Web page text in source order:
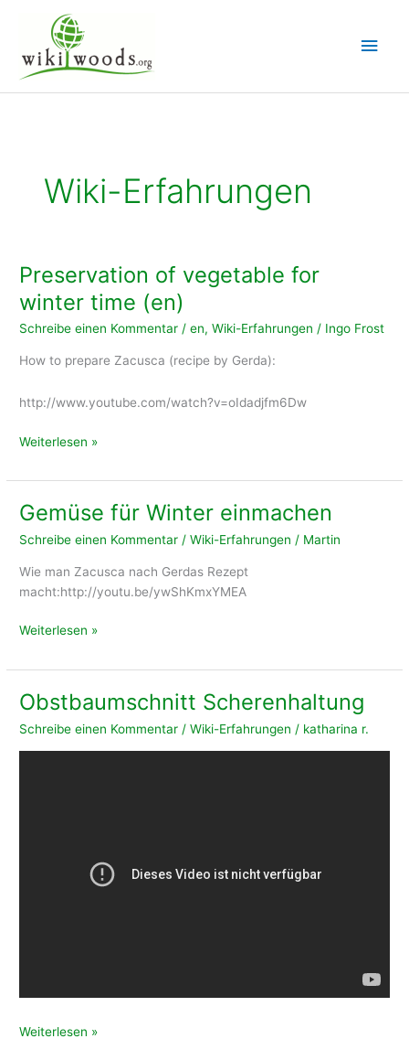
springen
Wiki-Erfahrungen
Preservation of vegetable for
winter time (en)
Schreibe einen Kommentar /en,Wiki-Erfahrungen / Ingo Frost
How to prepare Zacusca (recipe by Gerda):
http://www.youtube.com/watch?v=oIdadjfm6Dw
Preservation
vegetable
for
winter
time
Weiterlesen »
Gemüse für Winter einmachen
Schreibe einen Kommentar /Wiki-Erfahrungen / Martin
Wie man Zacusca nach Gerdas Rezept
macht:http://youtu.be/ywShKmxYMEA
Gemüse
Winter
einmachen
Weiterlesen »
Obstbaumschnitt Scherenhaltung
Schreibe einen Kommentar /Wiki-Erfahrungen / katharina r.
Obstbaumschnitt
Weiterlesen »